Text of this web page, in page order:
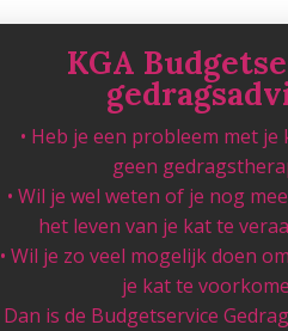
KGA
• Heb je een probleem met
geen
• Wil je wel weten of je nog
het leven van je kat te
• Wil je zo veel mogelijk doen
je kat te
Dan is de Budgetservice